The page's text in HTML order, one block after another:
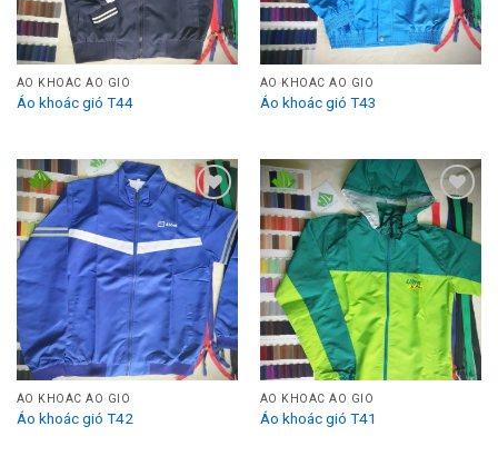
ÁO KHOÁC ÁO GIÓ
Áo khoác gió T44
ÁO KHOÁC ÁO GIÓ
Áo khoác gió T43
Add to
Wishlist
ÁO KHOÁC ÁO GIÓ
Áo khoác gió T42
Add to
Wishlist
ÁO KHOÁC ÁO GIÓ
Áo khoác gió T41